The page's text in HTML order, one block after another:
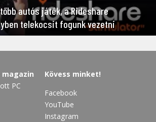
autós játék, a Rideshare
telekocsit fogunk vezetni
magazin
PC
Kövess minket!
Facebook
YouTube
Instagram